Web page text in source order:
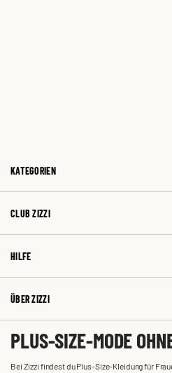
KATEGORIEN
CLUB ZIZZI
HILFE
ÜBER ZIZZI
PLUS-SIZE-MODE
Bei Zizzi findest du Plus-Size-Kleidung für